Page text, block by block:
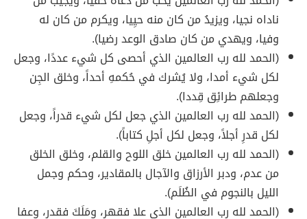
ناداه نجيا، ويزيدُ من كان منه حيِيا، ويكرم من كان له
وفيا، ويهدي من كان صادق الوعد رضيا).
(الحمد لله رب العالمين الذي أحصى كل شيء عددًا، وجعل
لكل شيء أمدا، ولا يُشرك في حُكمهِ أحداً، وخلق الجِن
وجعلهم طرائِق قِددا).
(الحمد لله رب العالمين الذي جعل لكل شيء قدراً، وجعل
لكل قدرِ أجلاً، وجعل لكل أجلِ كتاباً).
(الحمد لله رب العالمين خلق اللوح والقلم، وخلق الخلق
من عدم، ودبر الأرزاق والآجال بالمقادير، وحكم وجمل
الليل بالنجوم في الظُلَم).
(الحمد لله رب العالمين الذي علا فقهر، ومَلَكَ فقدر، وعفا